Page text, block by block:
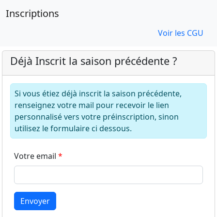
Inscriptions
Voir les CGU
Déjà Inscrit la saison précédente ?
Si vous étiez déjà inscrit la saison précédente,
renseignez votre mail pour recevoir le lien
personnalisé vers votre préinscription, sinon
utilisez le formulaire ci dessous.
Votre email
Envoyer